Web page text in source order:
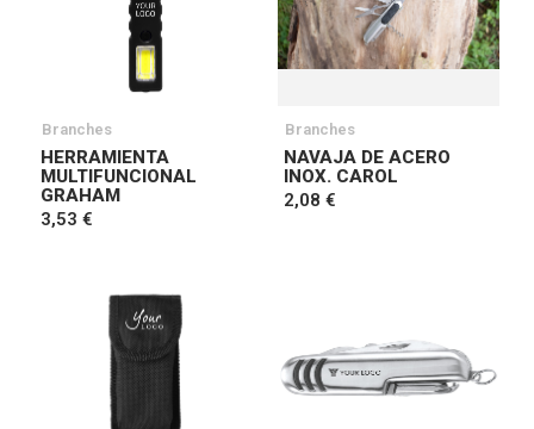
Branches
HERRAMIENTA
MULTIFUNCIONAL
GRAHAM
3,53 €
Branches
NAVAJA DE ACERO
INOX. CAROL
2,08 €